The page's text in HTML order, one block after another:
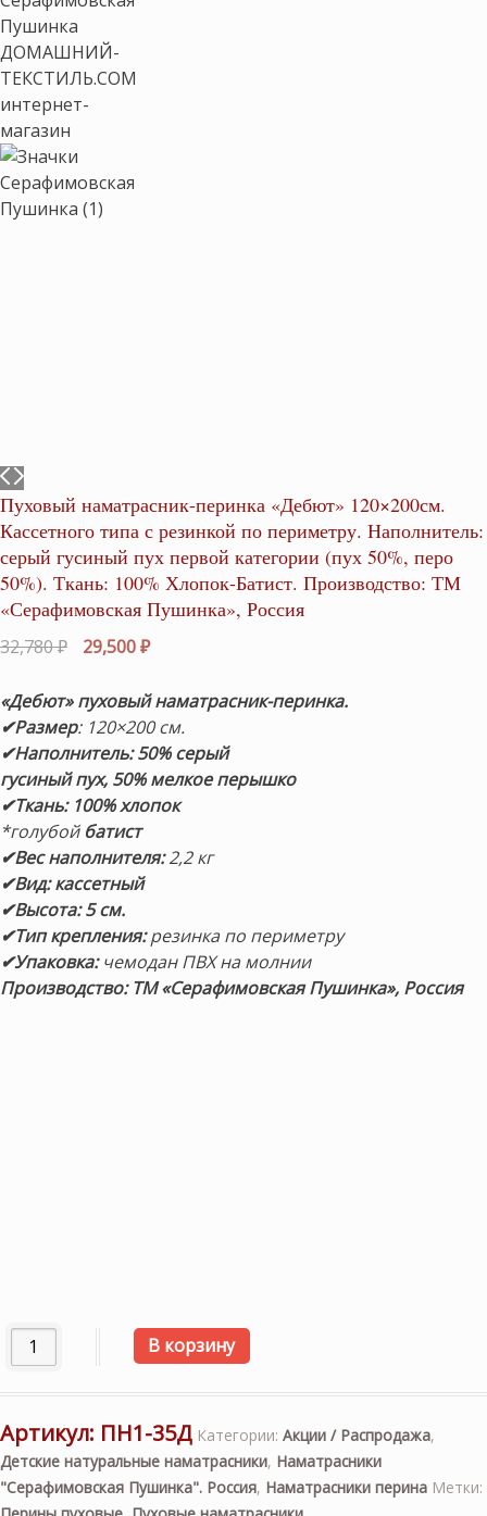
Пуховый наматрасник-перинка «Дебют» 120×200см.
Кассетного типа с резинкой по периметру. Наполнитель:
серый гусиный пух первой категории (пух 50%, перо
50%). Ткань: 100% Хлопок-Батист. Производство: ТМ
«Серафимовская Пушинка», Россия
32,780₽
Первоначальная
составляла
32,780 ₽.
29,500₽Текущая
29,500 ₽.
«Дебют» пуховый наматрасник-перинка.
✔Размер: 120×200 см.
✔Наполнитель: 50% серый
гусиный пух, 50% мелкое перышко
✔Ткань: 100% хлопок
*голубойбатист
✔Вес наполнителя:2,2 кг
✔Вид: кассетный
✔Высота: 5 см.
✔Тип крепления:резинка по периметру
✔Упаковка:чемодан ПВХ на молнии
Производство: ТМ «Серафимовская Пушинка», Россия
Количество товара Пуховый наматрасник-перинка
В корзину
Артикул: ПН1-35Д Категории: Акции / Распродажа,
Детские натуральные наматрасники, Наматрасники
"Серафимовская Пушинка". Россия, Наматрасники перина Метки: